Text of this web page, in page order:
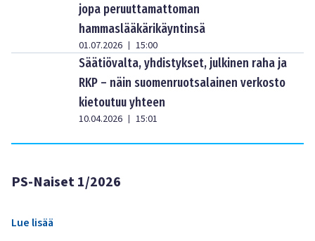
jopa peruuttamattoman
hammaslääkärikäyntinsä
01.07.2026 | 15:00
Säätiövalta, yhdistykset, julkinen raha ja
RKP – näin suomenruotsalainen verkosto
kietoutuu yhteen
10.04.2026 | 15:01
PS-Naiset 1/2026
Lue lisää